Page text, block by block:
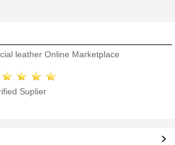
leather Online Marketplace
Suplier